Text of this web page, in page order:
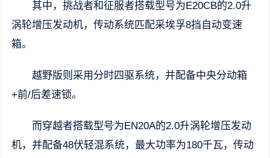
其中，挑战者和征服者搭载型号为E20CB的2.0升
涡轮增压发动机，传动系统匹配采埃孚8挡自动变速
箱。
越野版则采用分时四驱系统，并配备中央分动箱
+前/后差速锁。
而穿越者搭载型号为EN20A的2.0升涡轮增压发动
机，并配备48伏轻混系统，最大功率为180千瓦，传动